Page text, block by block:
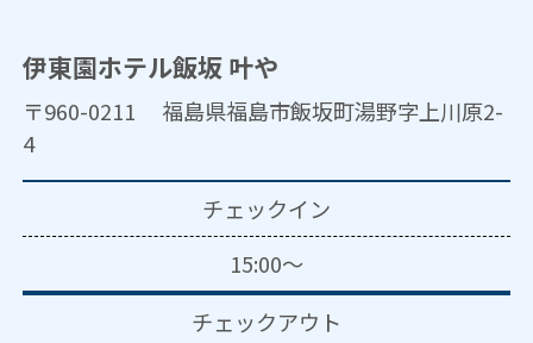
伊東園ホテル飯坂 叶や
〒960-0211 福島県福島市飯坂町湯野字上川原2-
4
チェックイン
15:00～
チェックアウト